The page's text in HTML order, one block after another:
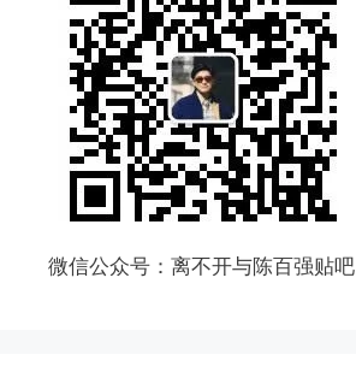
微信公众号：离不开与陈百强贴吧